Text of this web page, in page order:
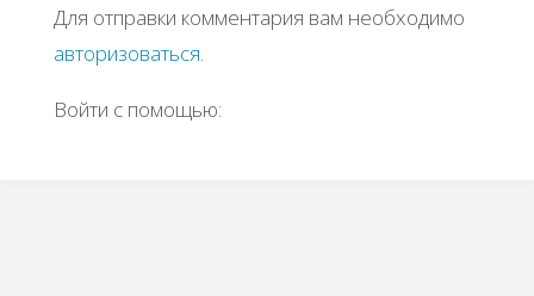
Для отправки комментария вам необходимо
авторизоваться.
Войти с помощью: